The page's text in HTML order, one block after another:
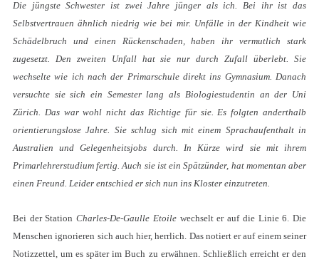
Die jüngste Schwester ist zwei Jahre jünger als ich. Bei ihr ist das
Selbstvertrauen ähnlich niedrig wie bei mir. Unfälle in der Kindheit wie
Schädelbruch und einen Rückenschaden, haben ihr vermutlich stark
zugesetzt. Den zweiten Unfall hat sie nur durch Zufall überlebt. Sie
wechselte wie ich nach der Primarschule direkt ins Gymnasium. Danach
versuchte sie sich ein Semester lang als Biologiestudentin an der Uni
Zürich. Das war wohl nicht das Richtige für sie. Es folgten anderthalb
orientierungslose Jahre. Sie schlug sich mit einem Sprachaufenthalt in
Australien und Gelegenheitsjobs durch. In Kürze wird sie mit ihrem
Primarlehrerstudium fertig. Auch sie ist ein Spätzünder, hat momentan aber
einen Freund. Leider entschied er sich nun ins Kloster einzutreten.
Bei der StationCharles-De-Gaulle Etoilewechselt er auf die Linie 6. Die
Menschen ignorieren sich auch hier, herrlich. Das notiert er auf einem seiner
Notizzettel, um es später im Buch zu erwähnen. Schließlich erreicht er den